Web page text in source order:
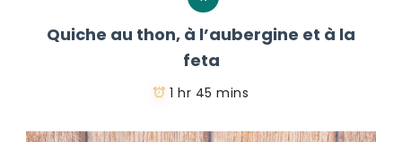
Quiche au thon, à l’aubergine et à la
feta
1 hr 45 mins